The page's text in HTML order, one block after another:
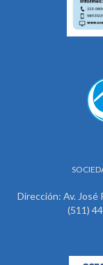
Dirección: Av. José
(511)